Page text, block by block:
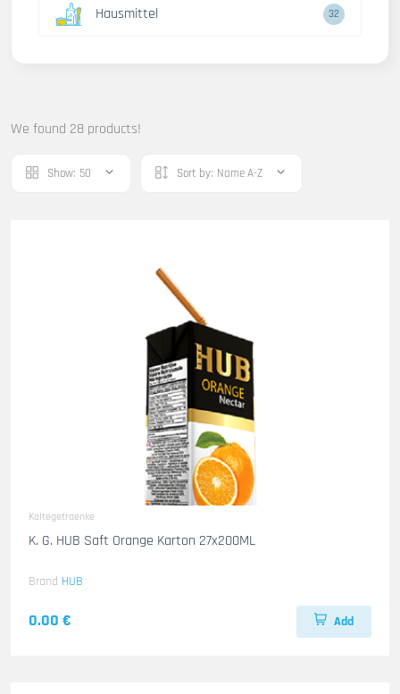
Hausmittel 32
We found 28 products!
Show: 50 Sort by: Name A-Z
Kaltegetraenke
K. G. HUB Saft Orange Karton 27x200ML
Brand HUB
0.00 € Add